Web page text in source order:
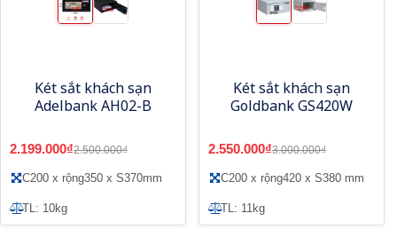
Két sắt khách sạn
Adelbank AH02-B
2.199.000₫2.500.000₫
C200 x rộng350 x S370mm
TL: 10kg
Két sắt khách sạn
Goldbank GS420W
2.550.000₫3.000.000₫
C200 x rộng420 x S380 mm
TL: 11kg